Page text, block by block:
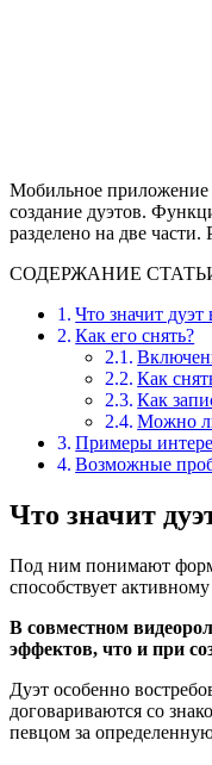
Мобильное приложение
создание дуэтов.
разделено на две
СОДЕРЖАНИЕ
Что значит
Как его снять?
Как
Как
Можно
Примеры
Возможные
Что значит
Под ним понимают
способствует
В совместном
эффектов, что и при
Дуэт особенно
договариваются со
певцом за